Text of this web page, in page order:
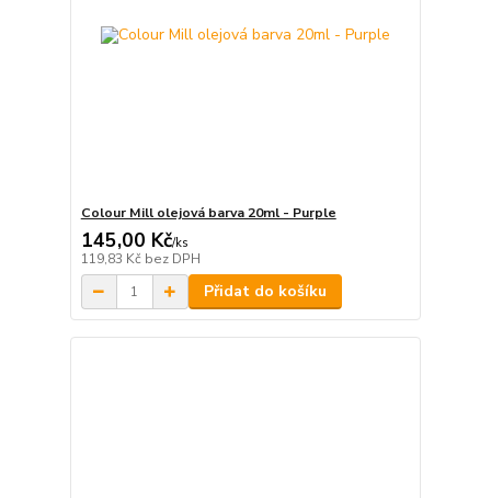
Colour Mill olejová barva 20ml - Purple
145,00 Kč/ks
119,83 Kč bez DPH
Přidat do košíku